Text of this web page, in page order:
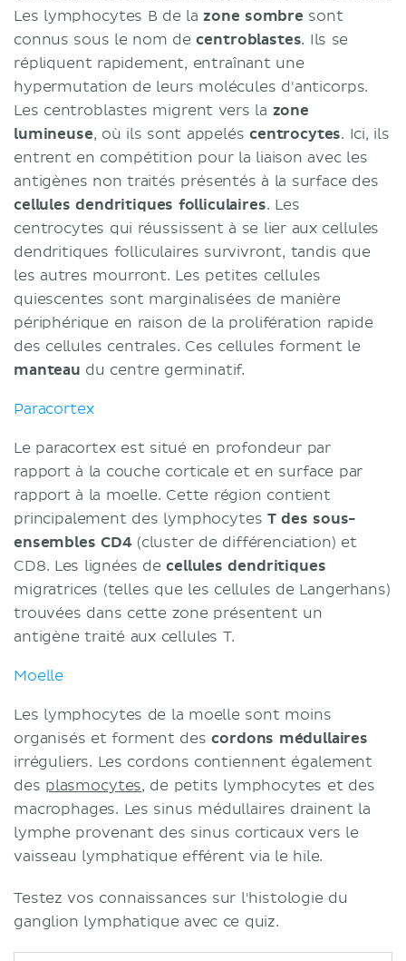
Les lymphocytes B de la zone sombre sont
connus sous le nom decentroblastes. Ils se
répliquent rapidement, entraînant une
hypermutation de leurs molécules d'anticorps.
Les centroblastes migrent vers la zone
lumineuse, où ils sont appeléscentrocytes. Ici, ils
entrent en compétition pour la liaison avec les
antigènes non traités présentés à la surface des
cellules dendritiques folliculaires. Les
centrocytes qui réussissent à se lier aux cellules
dendritiques folliculaires survivront, tandis que
les autres mourront. Les petites cellules
quiescentes sont marginalisées de manière
périphérique en raison de la prolifération rapide
des cellules centrales. Ces cellules forment le
manteau du centre germinatif.
Paracortex
Le paracortex est situé en profondeur par
rapport à la couche corticale et en surface par
rapport à la moelle. Cette région contient
principalement des lymphocytes T des sous-
ensembles CD4(cluster de différenciation) et
CD8. Les lignées decellules dendritiques
migratrices (telles que les cellules de Langerhans)
trouvées dans cette zone présentent un
antigène traité aux cellules T.
Moelle
Les lymphocytes de la moelle sont moins
organisés et forment descordons médullaires
irréguliers. Les cordons contiennent également
des plasmocytes, de petits lymphocytes et des
macrophages. Les sinus médullaires drainent la
lymphe provenant des sinus corticaux vers le
vaisseau lymphatique efférent via le hile.
Testez vos connaissances sur l'histologie du
ganglion lymphatique avec ce quiz.